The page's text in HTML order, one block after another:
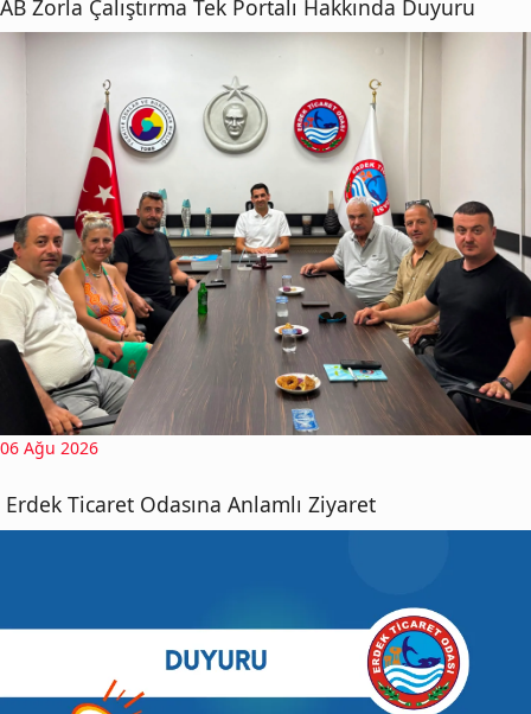
AB Zorla Çalıştırma Tek Portalı Hakkında Duyuru
06 Ağu 2026
Erdek Ticaret Odasına Anlamlı Ziyaret